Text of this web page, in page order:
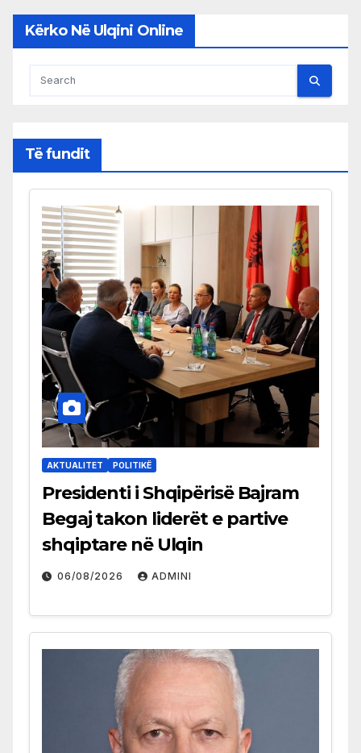
Kërko Në Ulqini Online
Të fundit
AKTUALITET POLITIKË
Presidenti i Shqipërisë Bajram
Begaj takon liderët e partive
shqiptare në Ulqin
06/08/2026 ADMINI